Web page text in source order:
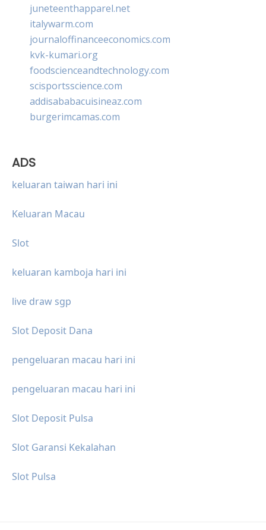
juneteenthapparel.net
italywarm.com
journaloffinanceeconomics.com
kvk-kumari.org
foodscienceandtechnology.com
scisportsscience.com
addisababacuisineaz.com
burgerimcamas.com
ADS
keluaran taiwan hari ini
Keluaran Macau
Slot
keluaran kamboja hari ini
live draw sgp
Slot Deposit Dana
pengeluaran macau hari ini
pengeluaran macau hari ini
Slot Deposit Pulsa
Slot Garansi Kekalahan
Slot Pulsa